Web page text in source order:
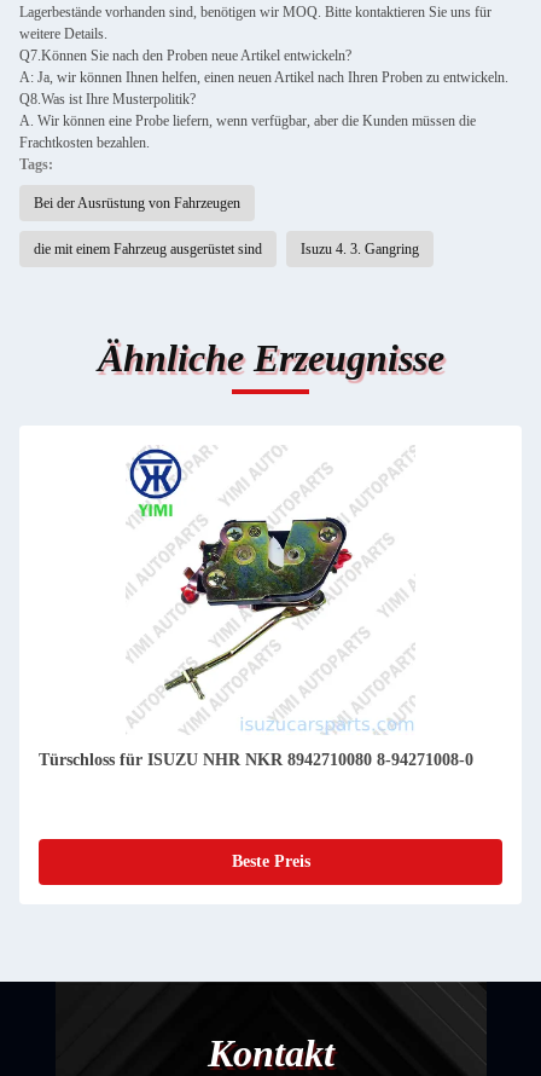
Lagerbestände vorhanden sind, benötigen wir MOQ. Bitte kontaktieren Sie uns für
weitere Details.
Q7.Können Sie nach den Proben neue Artikel entwickeln?
A: Ja, wir können Ihnen helfen, einen neuen Artikel nach Ihren Proben zu entwickeln.
Q8.Was ist Ihre Musterpolitik?
A. Wir können eine Probe liefern, wenn verfügbar, aber die Kunden müssen die
Frachtkosten bezahlen.
Tags:
Bei der Ausrüstung von Fahrzeugen
die mit einem Fahrzeug ausgerüstet sind Isuzu 4. 3. Gangring
Ähnliche Erzeugnisse
Türschloss für ISUZU NHR NKR 8942710080 8-94271008-0
Beste Preis
Kontakt